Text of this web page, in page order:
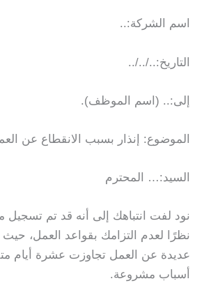
اسم الشركة:..
التاريخ:../../..
إلى:.. (اسم الموظف).
الموضوع: إنذار بسبب الانقطاع عن
السيد:… المحترم
نود لفت انتباهك إلى أنه قد تم
نظرًا لعدم التزامك بقواعد العمل،
عديدة عن العمل تجاوزت عشرة أيام
أسباب مشروعة.